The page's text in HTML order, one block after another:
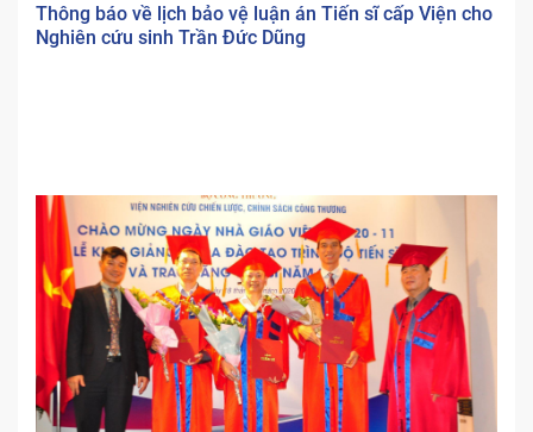
Thông báo về lịch bảo vệ luận án Tiến sĩ cấp Viện cho
Nghiên cứu sinh Trần Đức Dũng